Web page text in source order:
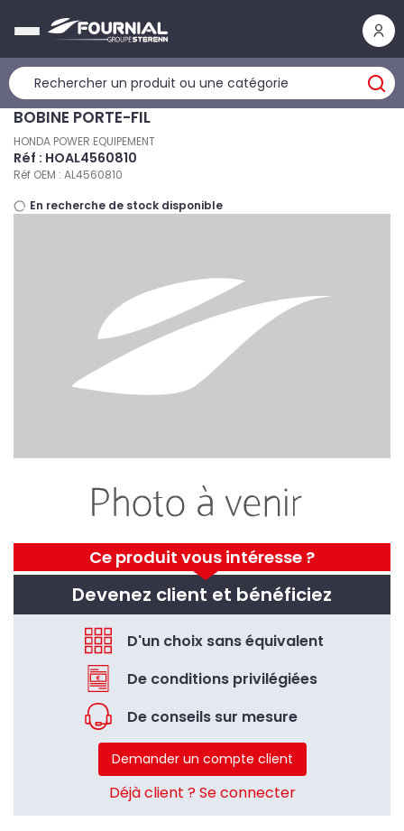
Ce produit vous intéresse ?
Devenez client et bénéficiez
D'un choix sans équivalent
De conditions privilégiées
De conseils sur mesure
Demander un compte client
Déjà client ? Se connecter
BOBINE PORTE-FIL
HONDA POWER EQUIPEMENT
Réf : HOAL4560810
Réf OEM : AL4560810
En recherche de stock disponible